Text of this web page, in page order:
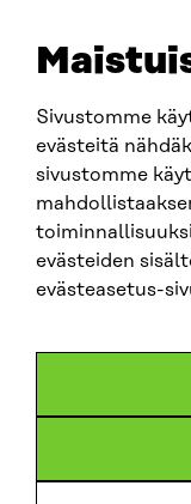
Sivustomme
evästeitä
sivustomme
evästeiden
evästeasetus-
SITRA ON SOCIAL
LinkedIn
Instagram